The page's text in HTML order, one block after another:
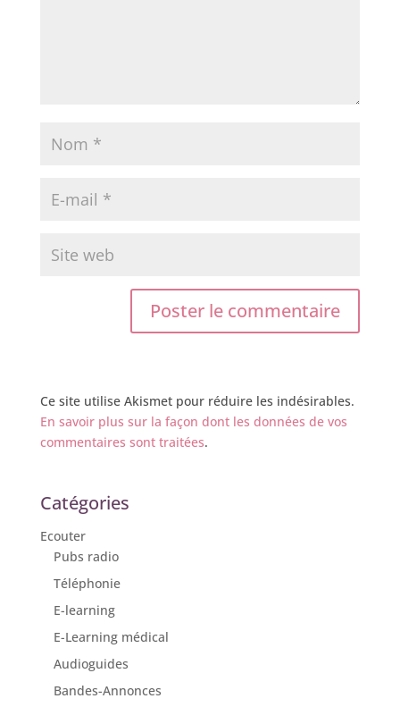
Ce site utilise Akismet pour réduire les indésirables.
En savoir plus sur la façon dont les données de vos
commentaires sont traitées.
Catégories
Ecouter
Pubs radio
Téléphonie
E-learning
E-Learning médical
Audioguides
Bandes-Annonces